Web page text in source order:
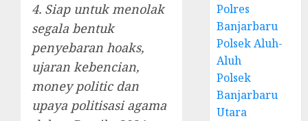
4. Siap untuk menolak
segala bentuk
penyebaran hoaks,
ujaran kebencian,
money politic dan
upaya politisasi agama
Polres
Banjarbaru
Polsek Aluh-
Aluh
Polsek
Banjarbaru
Utara